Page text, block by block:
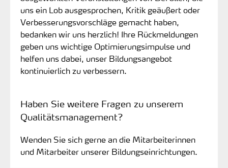
uns ein Lob ausgesprochen, Kritik geäußert oder
Verbesserungsvorschläge gemacht haben,
bedanken wir uns herzlich! Ihre Rückmeldungen
geben uns wichtige Optimierungsimpulse und
helfen uns dabei, unser Bildungsangebot
kontinuierlich zu verbessern.
Haben Sie weitere Fragen zu unserem
Qualitätsmanagement?
Wenden Sie sich gerne an die Mitarbeiterinnen
und Mitarbeiter unserer Bildungseinrichtungen.